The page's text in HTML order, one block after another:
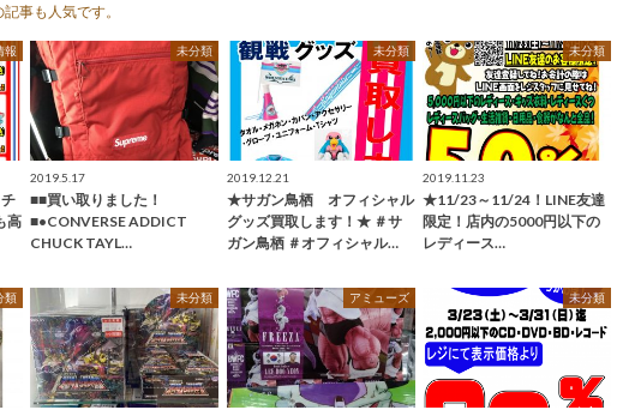
記事も人気です。
報
高
未分類
2019.5.17
■■買い取りました！
■•CONVERSE ADDICT
CHUCK TAYL…
未分類
2019.12.21
★サガン鳥栖 オフィシャル
グッズ買取します！★ ＃サ
ガン鳥栖 ＃オフィシャル…
未分類
2019.11.23
★11/23～11/24！LINE友達
限定！店内の5000円以下の
レディース…
類 未分類 アミューズ 未分類